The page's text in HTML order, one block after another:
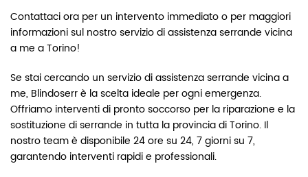
Contattaci ora per un intervento immediato o per maggiori
informazioni sul nostro servizio di assistenza serrande vicina
a me a Torino!
Se stai cercando un servizio di assistenza serrande vicina a
me, Blindoserr è la scelta ideale per ogni emergenza.
Offriamo interventi di pronto soccorso per la riparazione e la
sostituzione di serrande in tutta la provincia di Torino. Il
nostro team è disponibile 24 ore su 24, 7 giorni su 7,
garantendo interventi rapidi e professionali.